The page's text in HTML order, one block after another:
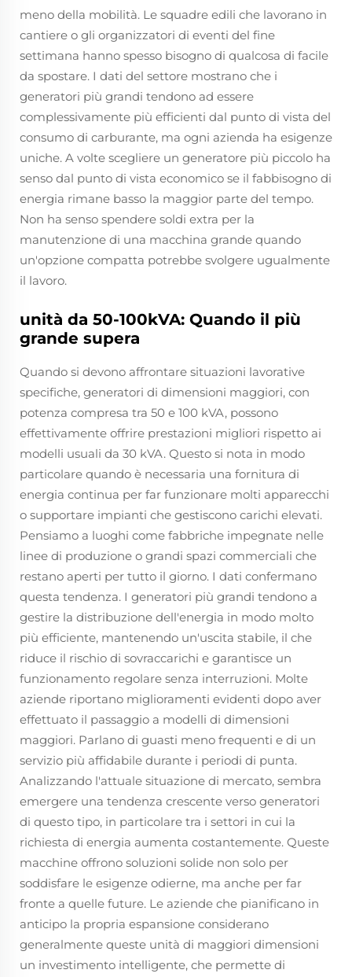
meno della mobilità. Le squadre edili che lavorano in
cantiere o gli organizzatori di eventi del fine
settimana hanno spesso bisogno di qualcosa di facile
da spostare. I dati del settore mostrano che i
generatori più grandi tendono ad essere
complessivamente più efficienti dal punto di vista del
consumo di carburante, ma ogni azienda ha esigenze
uniche. A volte scegliere un generatore più piccolo ha
senso dal punto di vista economico se il fabbisogno di
energia rimane basso la maggior parte del tempo.
Non ha senso spendere soldi extra per la
manutenzione di una macchina grande quando
un'opzione compatta potrebbe svolgere ugualmente
il lavoro.
unità da 50-100kVA: Quando il più
grande supera
Quando si devono affrontare situazioni lavorative
specifiche, generatori di dimensioni maggiori, con
potenza compresa tra 50 e 100 kVA, possono
effettivamente offrire prestazioni migliori rispetto ai
modelli usuali da 30 kVA. Questo si nota in modo
particolare quando è necessaria una fornitura di
energia continua per far funzionare molti apparecchi
o supportare impianti che gestiscono carichi elevati.
Pensiamo a luoghi come fabbriche impegnate nelle
linee di produzione o grandi spazi commerciali che
restano aperti per tutto il giorno. I dati confermano
questa tendenza. I generatori più grandi tendono a
gestire la distribuzione dell'energia in modo molto
più efficiente, mantenendo un'uscita stabile, il che
riduce il rischio di sovraccarichi e garantisce un
funzionamento regolare senza interruzioni. Molte
aziende riportano miglioramenti evidenti dopo aver
effettuato il passaggio a modelli di dimensioni
maggiori. Parlano di guasti meno frequenti e di un
servizio più affidabile durante i periodi di punta.
Analizzando l'attuale situazione di mercato, sembra
emergere una tendenza crescente verso generatori
di questo tipo, in particolare tra i settori in cui la
richiesta di energia aumenta costantemente. Queste
macchine offrono soluzioni solide non solo per
soddisfare le esigenze odierne, ma anche per far
fronte a quelle future. Le aziende che pianificano in
anticipo la propria espansione considerano
generalmente queste unità di maggiori dimensioni
un investimento intelligente, che permette di